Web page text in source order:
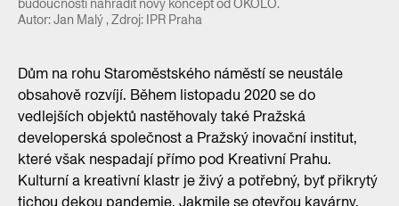
Autor: Jan Malý , Zdroj: IPR Praha
Dům na rohu Staroměstského náměstí se neustále
obsahově rozvíjí. Během listopadu 2020 se do
vedlejších objektů nastěhovaly také Pražská
developerská společnost a Pražský inovační institut,
které však nespadají přímo pod Kreativní Prahu.
Kulturní a kreativní klastr je živý a potřebný, byť přikrytý
tichou dekou pandemie. Jakmile se otevřou kavárny,